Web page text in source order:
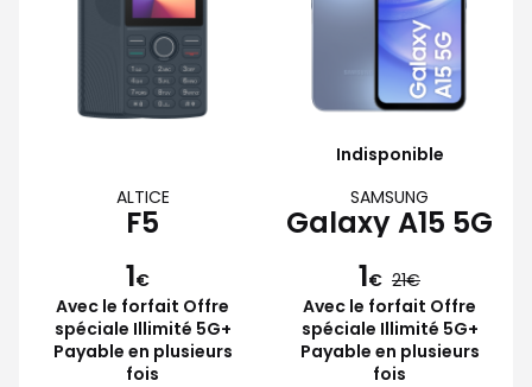
ALTICE
F5
1€
Avec le forfait Offre
spéciale Illimité 5G+
Payable en plusieurs
fois
Indisponible
SAMSUNG
Galaxy A15 5G
1€ 21
Avec le forfait Offre
spéciale Illimité 5G+
Payable en plusieurs
fois